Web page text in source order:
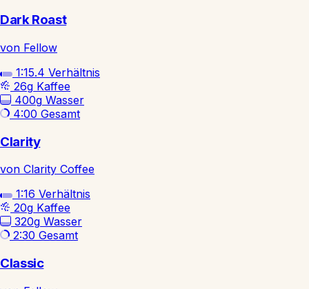
Dark Roast
von Fellow
1:15.4 Verhältnis
26g Kaffee
400g Wasser
4:00 Gesamt
Clarity
von Clarity Coffee
1:16 Verhältnis
20g Kaffee
320g Wasser
2:30 Gesamt
Classic